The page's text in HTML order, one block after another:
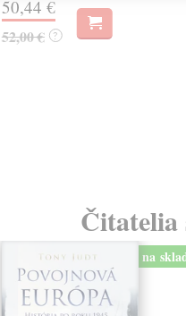
50,44 €
52,00 € ?
na